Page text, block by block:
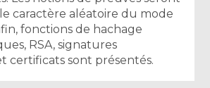
caractère aléatoire du mode
fonctions de hachage
RSA, signatures
certificats sont présentés.